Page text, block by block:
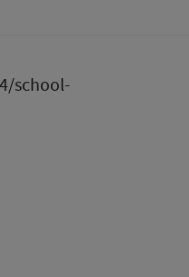
school-